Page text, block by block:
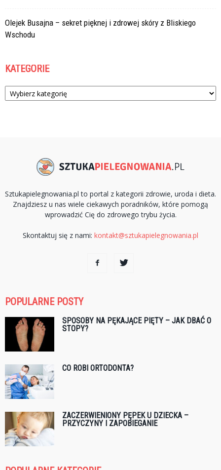
Olejek Busajna – sekret pięknej i zdrowej skóry z Bliskiego
Wschodu
KATEGORIE
Kategorie
Sztukapielegnowania.pl to portal z kategorii zdrowie, uroda i dieta.
Znajdziesz u nas wiele ciekawych poradników, które pomogą
wprowadzić Cię do zdrowego trybu życia.
Skontaktuj się z nami: kontakt@sztukapielegnowania.pl
POPULARNE POSTY
SPOSOBY NA PĘKAJĄCE PIĘTY – JAK DBAĆ O
STOPY?
CO ROBI ORTODONTA?
ZACZERWIENIONY PĘPEK U DZIECKA –
PRZYCZYNY I ZAPOBIEGANIE